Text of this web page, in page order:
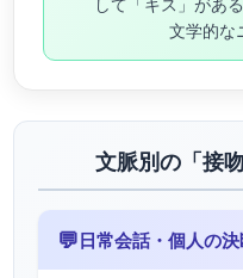
文学的な
文脈別の「接
💬日常会話・個人の